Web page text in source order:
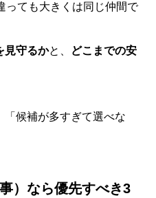
っても大きくは同じ仲間で
見守るかと、
どこまでの安
「候補が多すぎて選べな
）なら優先すべき3